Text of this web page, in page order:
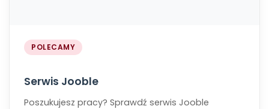
POLECAMY
​​​​​​​Serwis Jooble
Poszukujesz pracy? ​​​​​​​Sprawdź serwis Jooble